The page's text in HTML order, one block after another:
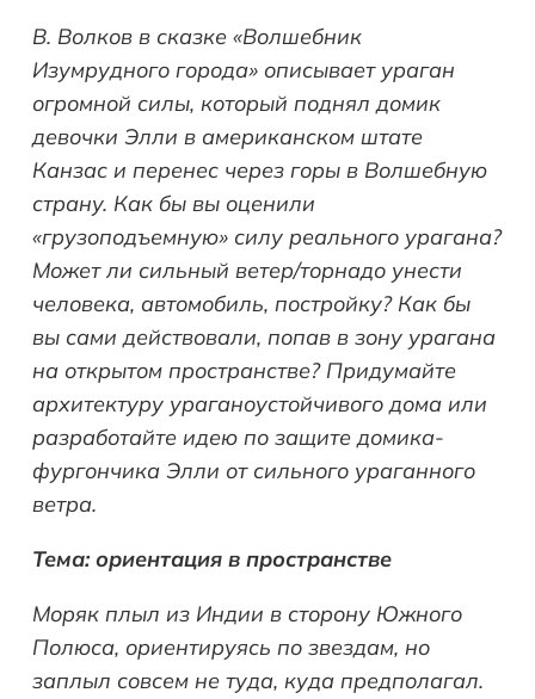
В. Волков в сказке «Волшебник
Изумрудного города» описывает ураган
огромной силы, который поднял домик
девочки Элли в американском штате
Канзас и перенес через горы в Волшебную
страну. Как бы вы оценили
«грузоподъемную» силу реального урагана?
Может ли сильный ветер/торнадо унести
человека, автомобиль, постройку? Как бы
вы сами действовали, попав в зону урагана
на открытом пространстве? Придумайте
архитектуру ураганоустойчивого дома или
разработайте идею по защите домика-
фургончика Элли от сильного ураганного
ветра.
Тема: ориентация в пространстве
Моряк плыл из Индии в сторону Южного
Полюса, ориентируясь по звездам, но
заплыл совсем не туда, куда предполагал.